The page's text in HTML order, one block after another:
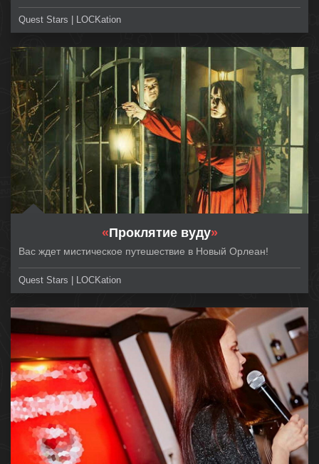
Quest Stars | LOCKation
«Проклятие вуду»
Вас ждет мистическое путешествие в Новый Орлеан!
Quest Stars | LOCKation